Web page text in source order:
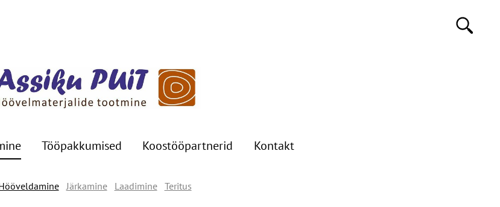
Tööpakkumised Koostööpartnerid Kontakt
Järkamine Laadimine Teritus